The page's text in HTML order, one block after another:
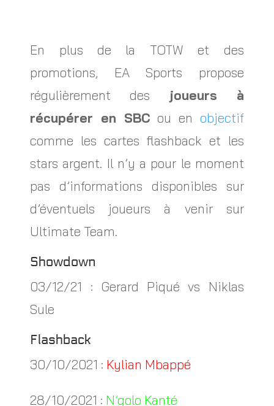
En plus de la TOTW et des
promotions, EA Sports propose
régulièrement des joueurs à
récupérer en SBC ou en objectif
comme les cartes flashback et les
stars argent. Il n’y a pour le moment
pas d’informations disponibles sur
d’éventuels joueurs à venir sur
Ultimate Team.
Showdown
03/12/21 : Gerard Piqué vs Niklas
Sule
Flashback
30/10/2021 : Kylian Mbappé
28/10/2021 : N’golo Kanté